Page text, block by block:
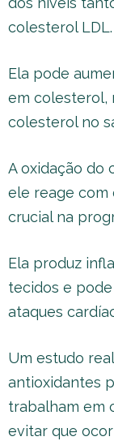
colesterol LDL.
Ela pode
em colesterol,
colesterol no
A oxidação do
ele reage com
crucial na
Ela produz
tecidos e
ataques
Um estudo
antioxidantes
trabalham em
evitar que